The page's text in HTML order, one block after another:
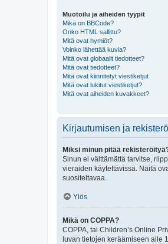
Muotoilu ja aiheiden tyypit
Mikä on BBCode?
Onko HTML sallittu?
Mitä ovat hymiöt?
Voinko lähettää kuvia?
Mitä ovat globaalit tiedotteet?
Mitä ovat tiedotteet?
Mitä ovat kiinnitetyt viestiketjut
Mitä ovat lukitut viestiketjut?
Mitä ovat aiheiden kuvakkeet?
Kirjautumisen ja
Miksi minun pitää
Sinun ei välttämättä tarvitse,
vieraiden käytettävissä. Näitä
suositeltavaa.
Ylös
Mikä on COPPA?
COPPA, tai Children’s Online
luvan tietojen keräämiseen alle